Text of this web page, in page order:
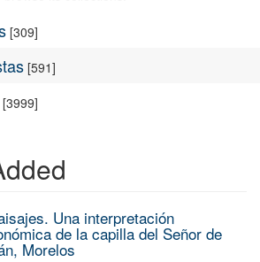
[309]
[591]
[3999]
Una interpretación
de la capilla del Señor de
Morelos